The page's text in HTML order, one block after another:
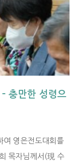
충만한 성령으
여 영은전도대회를
목자님께서(現 수